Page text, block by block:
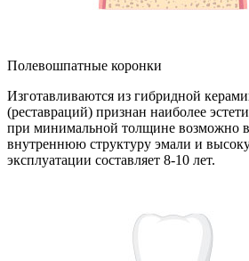
Полевошпатные коронки
Изготавливаются из гибридной
(реставраций) признан наиболее
при минимальной толщине возможно
внутреннюю структуру эмали и
эксплуатации составляет 8-10 лет.